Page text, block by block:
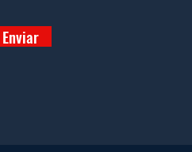
Enviar